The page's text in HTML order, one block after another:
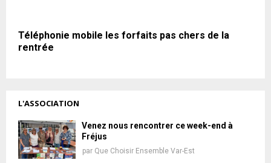
Téléphonie mobile les forfaits pas chers de la
rentrée
L'ASSOCIATION
Venez nous rencontrer ce week-end à
Fréjus
par Que Choisir Ensemble Var-Est